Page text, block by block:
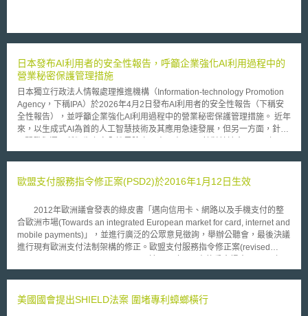
日本發布AI利用者的安全性報告，呼籲企業強化AI利用過程中的
營業秘密保護管理措施
日本獨立行政法人情報處理推進機構（Information-technology Promotion
Agency，下稱IPA）於2026年4月2日發布AI利用者的安全性報告（下稱安
全性報告），並呼籲企業強化AI利用過程中的營業秘密保護管理措施。 近年
來，以生成式AI為首的人工智慧技術及其應用急速發展，但另一方面，針對
發布之10大資訊安全威脅中的第三位風險，即AI應用所帶來的網路風險，發
報告指出，有高達67%的企業職員會透過個人帳號使用生成式AI，且有高達
藉由網路串接方式提供AI服務，因此人員若將企業之營業秘密輸入AI中，即
意味著將企業之營業秘密提供營運AI服務的外部企業。此外，在雲端AI中輸
入企業之營業秘密，除了該營業秘密可能會被作為學習資料，用於訓練AI以
外，其他企業亦可能透過該雲端AI輸出之內容取得該營業秘密，潛在高度洩
密風險。準此，安全性報告提醒企業勿在具備網路串接功能之雲端AI上傳包
用與外部使用之方式，強化內部營業秘密保護管理措施，以避免洩密風險。
律研究所創意智財中心（資策會科法所創智中心）發布之《營業秘密保護管
歐盟支付服務指令修正案(PSD2)於2016年1月12日生效
2012年歐洲議會發表的綠皮書「邁向信用卡、網路以及手機支付的整
合歐洲市場(Towards an integrated European market for card, internet and
mobile payments)」，並進行廣泛的公眾意見徵詢，舉辦公聽會，最後決議
進行現有歐洲支付法制架構的修正。歐盟支付服務指令修正案(revised
10月歐洲議會通過，今年1月12日生效，預期英國、保加利亞、丹麥、德
致對於修正案表示歡迎，因為本次修正將會大幅提升支付創新應用的發展可
美國國會提出SHIELD法案 圍堵專利蟑螂橫行